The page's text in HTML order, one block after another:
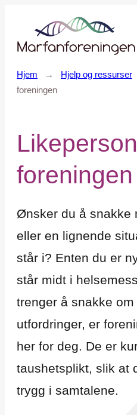
innhold
Hjem → Hjelp og ressurser
foreningen
foreningen
Ønsker du å snakke
eller en lignende
står i? Enten du er
står midt i
trenger å snakke
utfordringer, er
her for deg. De er
taushetsplikt, slik at
trygg i samtalene.